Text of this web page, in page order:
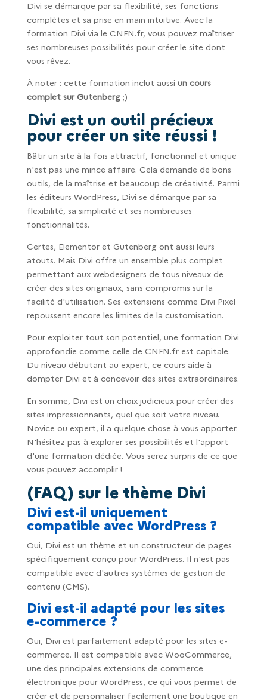
Divi se démarque par sa flexibilité, ses fonctions
complètes et sa prise en main intuitive. Avec la
formation Divi via le CNFN.fr, vous pouvez maîtriser
ses nombreuses possibilités pour créer le site dont
vous rêvez.
À noter : cette formation inclut aussi un cours
complet sur Gutenberg ;)
Divi est un outil précieux
pour créer un site réussi !
Bâtir un site à la fois attractif, fonctionnel et unique
n'est pas une mince affaire. Cela demande de bons
outils, de la maîtrise et beaucoup de créativité. Parmi
les éditeurs WordPress, Divi se démarque par sa
flexibilité, sa simplicité et ses nombreuses
fonctionnalités.
Certes, Elementor et Gutenberg ont aussi leurs
atouts. Mais Divi offre un ensemble plus complet
permettant aux webdesigners de tous niveaux de
créer des sites originaux, sans compromis sur la
facilité d'utilisation. Ses extensions comme Divi Pixel
repoussent encore les limites de la customisation.
Pour exploiter tout son potentiel, une formation Divi
approfondie comme celle de CNFN.fr est capitale.
Du niveau débutant au expert, ce cours aide à
dompter Divi et à concevoir des sites extraordinaires.
En somme, Divi est un choix judicieux pour créer des
sites impressionnants, quel que soit votre niveau.
Novice ou expert, il a quelque chose à vous apporter.
N'hésitez pas à explorer ses possibilités et l'apport
d'une formation dédiée. Vous serez surpris de ce que
vous pouvez accomplir !
(FAQ) sur le thème Divi
Divi est-il uniquement
compatible avec WordPress ?
Oui, Divi est un thème et un constructeur de pages
spécifiquement conçu pour WordPress. Il n'est pas
compatible avec d'autres systèmes de gestion de
contenu (CMS).
Divi est-il adapté pour les sites
e-commerce ?
Oui, Divi est parfaitement adapté pour les sites e-
commerce. Il est compatible avec WooCommerce,
une des principales extensions de commerce
électronique pour WordPress, ce qui vous permet de
créer et de personnaliser facilement une boutique en